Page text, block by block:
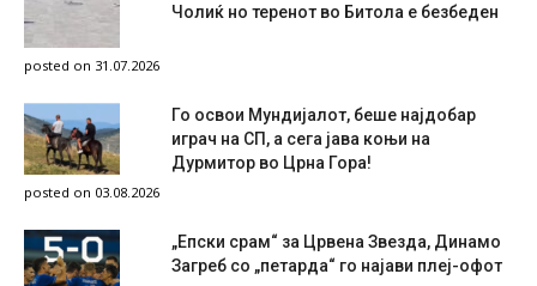
Чолиќ но теренот во Битола е безбеден
posted on 31.07.2026
Го освои Мундијалот, беше најдобар
играч на СП, а сега јава коњи на
Дурмитор во Црна Гора!
posted on 03.08.2026
„Епски срам“ за Црвена Звезда, Динамо
Загреб со „петарда“ го најави плеј-офот